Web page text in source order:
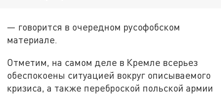
— говорится в очередном русофобском
материале.
Отметим, на самом деле в Кремле всерьез
обеспокоены ситуацией вокруг описываемого
кризиса, а также переброской польской армии